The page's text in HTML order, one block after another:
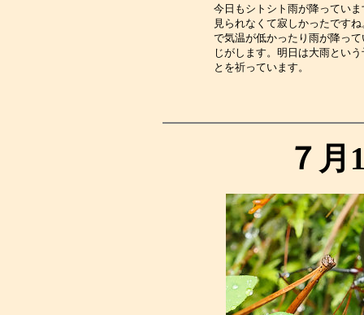
今日もシトシト雨が降ってい
見られなくて寂しかったです
で気温が低かったり雨が降っ
じがします。明日は大雨とい
とを祈
７月